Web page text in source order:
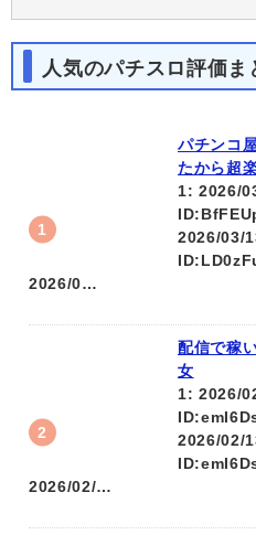
人気のパチスロ評価ま
パチンコ
たから超
1: 2026/
2026/03/
2026/0…
配信で稼
女
1: 2026/
2026/02/
2026/02/…